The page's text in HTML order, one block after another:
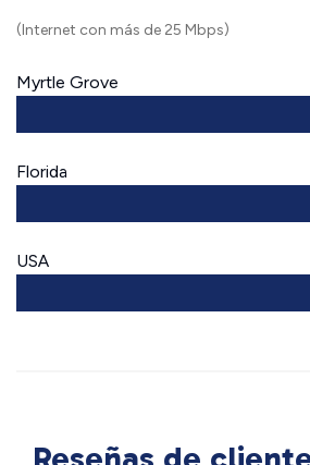
(Internet con más de 25 Mbps)
Myrtle Grove
Florida
USA